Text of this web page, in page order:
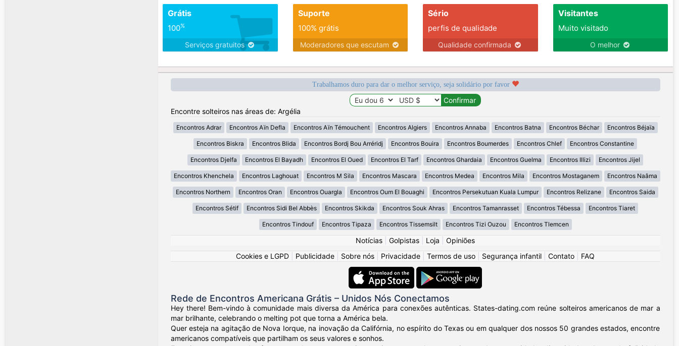
Grátis
100%
Serviços gratuitos
Suporte
100% grátis
Moderadores que escutam
Sério
perfis de qualidade
Qualidade confirmada
Visitantes
Muito visitado
O melhor
Trabalhamos duro para dar o melhor serviço, seja solidário por favor
Encontre solteiros nas áreas de: Argélia
Encontros Adrar Encontros Aïn Defla Encontros Aïn Témouchent Encontros Algiers Encontros Annaba Encontros Batna Encontros Béchar Encontros Béjaïa
Encontros Biskra Encontros Blida Encontros Bordj Bou Arréridj Encontros Bouira Encontros Boumerdes Encontros Chlef Encontros Constantine
Encontros Djelfa Encontros El Bayadh Encontros El Oued Encontros El Tarf Encontros Ghardaia Encontros Guelma Encontros Illizi Encontros Jijel
Encontros Khenchela Encontros Laghouat Encontros M Sila Encontros Mascara Encontros Medea Encontros Mila Encontros Mostaganem Encontros Naâma
Encontros Northern Encontros Oran Encontros Ouargla Encontros Oum El Bouaghi Encontros Persekutuan Kuala Lumpur Encontros Relizane Encontros Saida
Encontros Sétif Encontros Sidi Bel Abbès Encontros Skikda Encontros Souk Ahras Encontros Tamanrasset Encontros Tébessa Encontros Tiaret
Encontros Tindouf Encontros Tipaza Encontros Tissemsilt Encontros Tizi Ouzou Encontros Tlemcen
Notícias Golpistas Loja
Opiniões
Cookies e LGPD
Publicidade Sobre nós Privacidade Termos de uso Segurança infantil Contato FAQ
Rede de Encontros Americana Grátis – Unidos Nós Conectamos
Hey there! Bem-vindo à comunidade mais diversa da América para conexões autênticas. States-dating.com reúne solteiros americanos de mar a
mar brilhante, celebrando o melting pot que torna a América bela.
Quer esteja na agitação de Nova Iorque, na inovação da Califórnia, no espírito do Texas ou em qualquer dos nossos 50 grandes estados, encontre
americanos compatíveis que partilham os seus valores e sonhos.